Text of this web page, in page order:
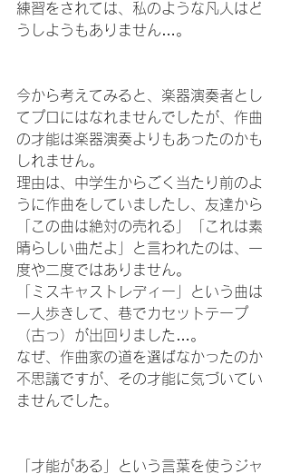
練習をされては、私のような凡人はど
うしようもありません…。
今から考えてみると、楽器演奏者とし
てプロにはなれませんでしたが、作曲
の才能は楽器演奏よりもあったのかも
しれません。
理由は、中学生からごく当たり前のよ
うに作曲をしていましたし、友達から
「この曲は絶対の売れる」「これは素
晴らしい曲だよ」と言われたのは、一
度や二度ではありません。
「ミスキャストレディー」という曲は
一人歩きして、巷でカセットテープ
（古っ）が出回りました…。
なぜ、作曲家の道を選ばなかったのか
不思議ですが、その才能に気づいてい
ませんでした。
「才能がある」という言葉を使うジャ